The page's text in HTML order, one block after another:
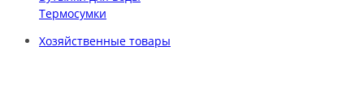
Термосумки
Хозяйственные товары